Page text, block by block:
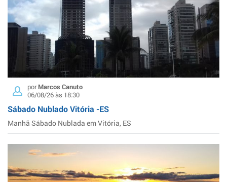
porMarcos Canuto
06/08/26 às 18:30
Sábado Nublado Vitória -ES
Manhã Sábado Nublada em Vitória, ES